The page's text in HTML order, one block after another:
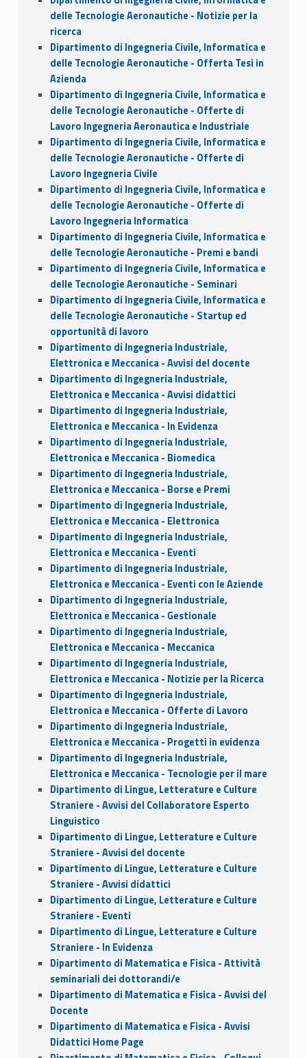
delle Tecnologie Aeronautiche - Notizie per la
ricerca
Dipartimento di Ingegneria Civile, Informatica e
delle Tecnologie Aeronautiche - Offerta Tesi in
Azienda
Dipartimento di Ingegneria Civile, Informatica e
delle Tecnologie Aeronautiche - Offerte di
Lavoro Ingegneria Aeronautica e Industriale
Dipartimento di Ingegneria Civile, Informatica e
delle Tecnologie Aeronautiche - Offerte di
Lavoro Ingegneria Civile
Dipartimento di Ingegneria Civile, Informatica e
delle Tecnologie Aeronautiche - Offerte di
Lavoro Ingegneria Informatica
Dipartimento di Ingegneria Civile, Informatica e
delle Tecnologie Aeronautiche - Premi e bandi
Dipartimento di Ingegneria Civile, Informatica e
delle Tecnologie Aeronautiche - Seminari
Dipartimento di Ingegneria Civile, Informatica e
delle Tecnologie Aeronautiche - Startup ed
opportunità di lavoro
Dipartimento di Ingegneria Industriale,
Elettronica e Meccanica - Avvisi del docente
Dipartimento di Ingegneria Industriale,
Elettronica e Meccanica - Avvisi didattici
Dipartimento di Ingegneria Industriale,
Elettronica e Meccanica - In Evidenza
Dipartimento di Ingegneria Industriale,
Elettronica e Meccanica - Biomedica
Dipartimento di Ingegneria Industriale,
Elettronica e Meccanica - Borse e Premi
Dipartimento di Ingegneria Industriale,
Elettronica e Meccanica - Elettronica
Dipartimento di Ingegneria Industriale,
Elettronica e Meccanica - Eventi
Dipartimento di Ingegneria Industriale,
Elettronica e Meccanica - Eventi con le Aziende
Dipartimento di Ingegneria Industriale,
Elettronica e Meccanica - Gestionale
Dipartimento di Ingegneria Industriale,
Elettronica e Meccanica - Meccanica
Dipartimento di Ingegneria Industriale,
Elettronica e Meccanica - Notizie per la Ricerca
Dipartimento di Ingegneria Industriale,
Elettronica e Meccanica - Offerte di Lavoro
Dipartimento di Ingegneria Industriale,
Elettronica e Meccanica - Progetti in evidenza
Dipartimento di Ingegneria Industriale,
Elettronica e Meccanica - Tecnologie per il mare
Dipartimento di Lingue, Letterature e Culture
Straniere - Avvisi del Collaboratore Esperto
Linguistico
Dipartimento di Lingue, Letterature e Culture
Straniere - Avvisi del docente
Dipartimento di Lingue, Letterature e Culture
Straniere - Avvisi didattici
Dipartimento di Lingue, Letterature e Culture
Straniere - Eventi
Dipartimento di Lingue, Letterature e Culture
Straniere - In Evidenza
Dipartimento di Matematica e Fisica - Attività
seminariali dei dottorandi/e
Dipartimento di Matematica e Fisica - Avvisi del
Docente
Dipartimento di Matematica e Fisica - Avvisi
Didattici Home Page